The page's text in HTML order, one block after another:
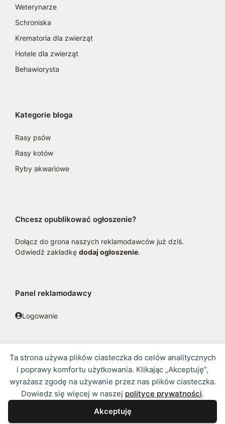
Ta strona używa plików ciasteczka do celów analitycznych
i poprawy komfortu użytkowania. Klikając „Akceptuję”,
wyrażasz zgodę na używanie przez nas plików ciasteczka.
Dowiedz się więcej w naszej polityce prywatności.
Akceptuję
Weterynarze
Schroniska
Krematoria dla zwierząt
Hotele dla zwierząt
Behawiorysta
Kategorie bloga
Rasy psów
Rasy kotów
Ryby akwariowe
Chcesz opublikować ogłoszenie?
Dołącz do grona naszych reklamodawców już dziś.
Odwiedź zakładkę dodaj ogłoszenie.
Panel reklamodawcy
Logowanie
© 2016 - 2026 zoosklepik.pl •Polityka prywatności • Sitemap
Treść niniejszej strony internetowej nie stanowi oferty w rozumieniu
prawa handlowego.